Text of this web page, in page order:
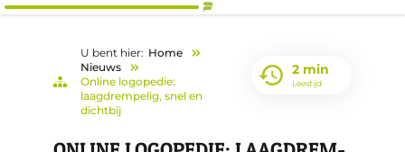
U bent hier: Home
Nieuws
Online logopedie:
laagdrempelig, snel en
dichtbij
2 min
Leestijd